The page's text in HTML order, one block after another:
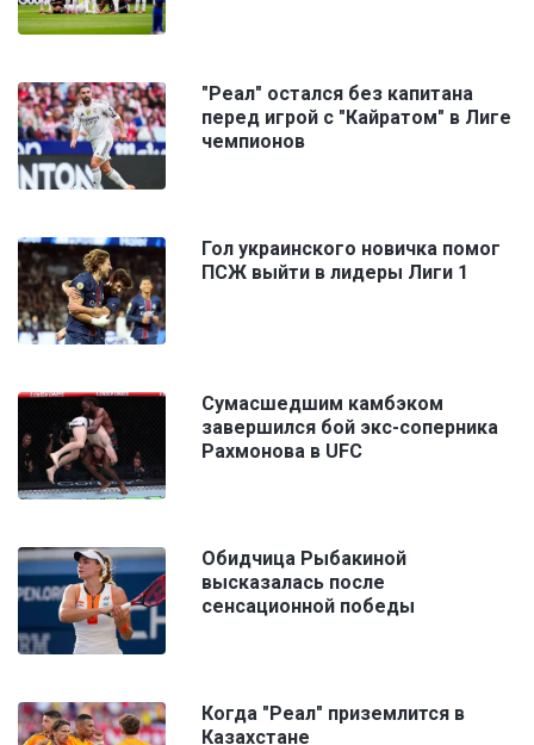
"Реал" остался без капитана
перед игрой с "Кайратом" в Лиге
чемпионов
Гол украинского новичка помог
ПСЖ выйти в лидеры Лиги 1
Сумасшедшим камбэком
завершился бой экс-соперника
Рахмонова в UFC
Обидчица Рыбакиной
высказалась после
сенсационной победы
Когда "Реал" приземлится в
Казахстане